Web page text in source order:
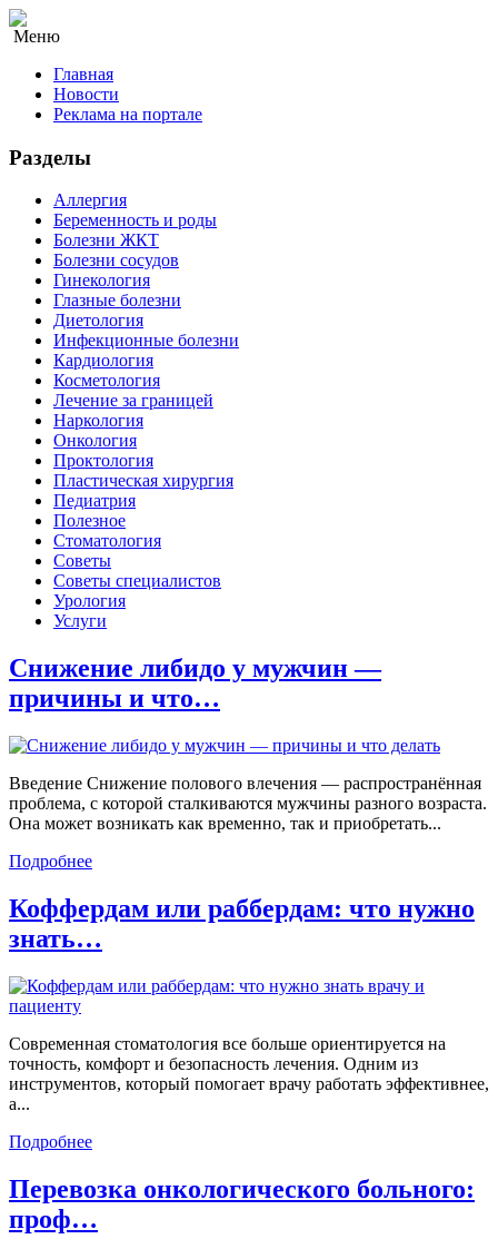
Меню
Главная
Новости
Реклама на портале
Разделы
Аллергия
Беременность и роды
Болезни ЖКТ
Болезни сосудов
Гинекология
Глазные болезни
Диетология
Инфекционные болезни
Кардиология
Косметология
Лечение за границей
Наркология
Онкология
Проктология
Пластическая хирургия
Педиатрия
Полезное
Стоматология
Советы
Советы специалистов
Урология
Услуги
Снижение либидо у мужчин —
причины и что…
Введение Снижение полового влечения — распространённая
проблема, с которой сталкиваются мужчины разного возраста.
Она может возникать как временно, так и приобретать...
Подробнее
Коффердам или раббердам: что нужно
знать…
Современная стоматология все больше ориентируется на
точность, комфорт и безопасность лечения. Одним из
инструментов, который помогает врачу работать эффективнее,
а...
Подробнее
Перевозка онкологического больного:
проф…